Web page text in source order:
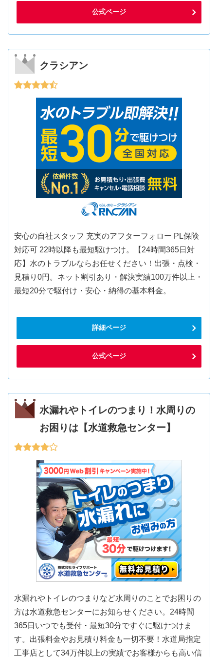
公式ページ
クラシアン
安心の自社スタッフ 充実のアフターフォロー PL保険
対応可 22時以降も最短駆けつけ。【24時間365日対
応】水のトラブルならお任せください！出張・点検・
見積り0円。ネット割引あり・解決実績100万件以上・
最短20分で駆付け・安心・納得の基本料金。
詳細ページ
公式ページ
水漏れやトイレのつまり！水周りの
お困りは【水道救急センター】
水漏れやトイレのつまりなど水周りのことでお困りの
方は水道救急センターにお知らせください。24時間
365日いつでも受付・最短30分ですぐに駆けつけま
す。出張料金やお見積り料金も一切不要！水道局指定
工事店として34万件以上の実績でお客様からも高い信